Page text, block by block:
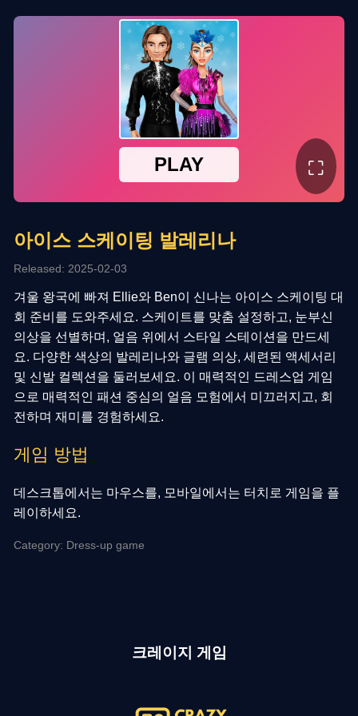
⛶
아이스 스케이팅 발레리나
Released: 2025-02-03
겨울 왕국에 빠져 Ellie와 Ben이 신나는 아이스 스케이팅 대
회 준비를 도와주세요. 스케이트를 맞춤 설정하고, 눈부신
의상을 선별하며, 얼음 위에서 스타일 스테이션을 만드세
요. 다양한 색상의 발레리나와 글램 의상, 세련된 액세서리
및 신발 컬렉션을 둘러보세요. 이 매력적인 드레스업 게임
으로 매력적인 패션 중심의 얼음 모험에서 미끄러지고, 회
전하며 재미를 경험하세요.
게임 방법
데스크톱에서는 마우스를, 모바일에서는 터치로 게임을 플
레이하세요.
Category: Dress-up game
크레이지 게임